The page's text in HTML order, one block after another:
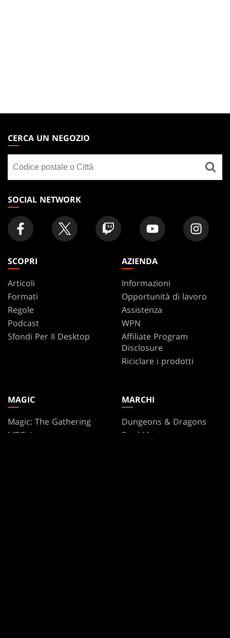
THE
GATHERING
FOOTER
CERCA UN NEGOZIO
un
negozio
SOCIAL NETWORK
SCOPRI
Articoli
Formati
Regole
Podcast
Sfondi Per Il Desktop
AZIENDA
Informazioni
Opportunità di lavoro
Assistenza
WPN
Affiliate Program
Disclosure
Riciclare i prodotti
MAGIC
Magic: The Gathering
MTG Arena
MARCHI
Dungeons & Dragons
Duel Masters